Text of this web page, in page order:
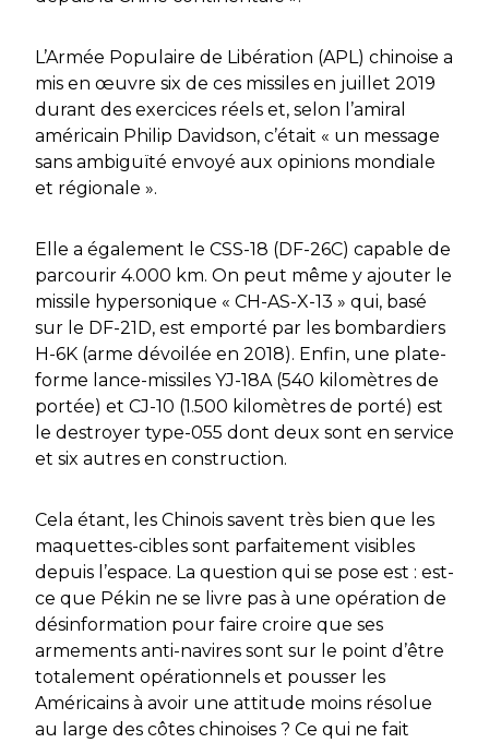
L’Armée Populaire de Libération (APL) chinoise a
mis en œuvre six de ces missiles en juillet 2019
durant des exercices réels et, selon l’amiral
américain Philip Davidson, c’était « un message
sans ambiguïté envoyé aux opinions mondiale
et régionale ».
Elle a également le CSS-18 (DF-26C) capable de
parcourir 4.000 km. On peut même y ajouter le
missile hypersonique « CH-AS-X-13 » qui, basé
sur le DF-21D, est emporté par les bombardiers
H-6K (arme dévoilée en 2018). Enfin, une plate-
forme lance-missiles YJ-18A (540 kilomètres de
portée) et CJ-10 (1.500 kilomètres de porté) est
le destroyer type-055 dont deux sont en service
et six autres en construction.
Cela étant, les Chinois savent très bien que les
maquettes-cibles sont parfaitement visibles
depuis l’espace. La question qui se pose est : est-
ce que Pékin ne se livre pas à une opération de
désinformation pour faire croire que ses
armements anti-navires sont sur le point d’être
totalement opérationnels et pousser les
Américains à avoir une attitude moins résolue
au large des côtes chinoises ? Ce qui ne fait